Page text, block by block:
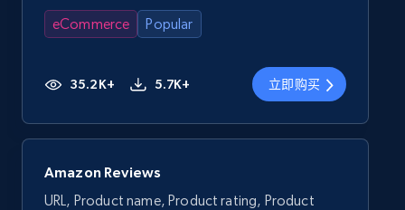
eCommerce Popular
35.2K+ 5.7K+ 立即购买
Amazon Reviews
URL, Product name, Product rating, Product